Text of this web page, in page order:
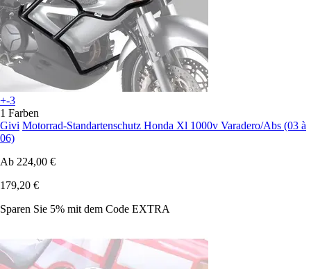
+-3
1 Farben
Givi Motorrad-Standartenschutz Honda Xl 1000v Varadero/Abs (03 à
06)
Ab 224,00 €
179,20 €
Sparen Sie 5% mit dem Code EXTRA